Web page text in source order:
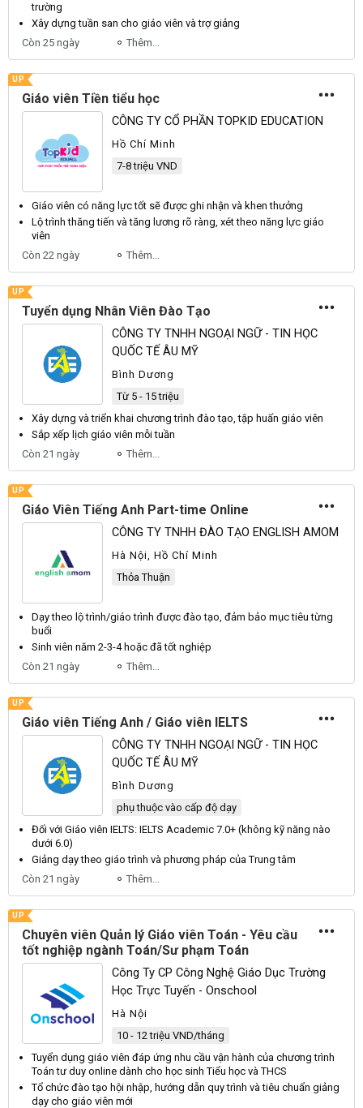
trường
Xây dựng tuần san cho giáo viên và trợ giảng
Còn 25 ngày
Thêm...
UP
Giáo viên Tiền tiểu học
CÔNG TY CỔ PHẦN TOPKID EDUCATION
Hồ Chí Minh
7-8 triệu VND
Giáo viên có năng lực tốt sẽ được ghi nhận và khen thưởng
Lộ trình thăng tiến và tăng lương rõ ràng, xét theo năng lực giáo
viên
Còn 22 ngày
Thêm...
UP
Tuyển dụng Nhân Viên Đào Tạo
CÔNG TY TNHH NGOẠI NGỮ - TIN HỌC
QUỐC TẾ ÂU MỸ
Bình Dương
Từ 5 - 15 triệu
Xây dựng và triển khai chương trình đào tạo, tập huấn giáo viên
Sắp xếp lịch giáo viên mỗi tuần
Còn 21 ngày
Thêm...
UP
Giáo Viên Tiếng Anh Part-time Online
CÔNG TY TNHH ĐÀO TẠO ENGLISH AMOM
Hà Nội, Hồ Chí Minh
Thỏa Thuận
Dạy theo lộ trình/giáo trình được đào tạo, đảm bảo mục tiêu từng
buổi
Sinh viên năm 2-3-4 hoặc đã tốt nghiệp
Còn 21 ngày
Thêm...
UP
Giáo viên Tiếng Anh / Giáo viên IELTS
CÔNG TY TNHH NGOẠI NGỮ - TIN HỌC
QUỐC TẾ ÂU MỸ
Bình Dương
phụ thuộc vào cấp độ dạy
Đối với Giáo viên IELTS: IELTS Academic 7.0+ (không kỹ năng nào
dưới 6.0)
Giảng dạy theo giáo trình và phương pháp của Trung tâm
Còn 21 ngày
Thêm...
UP
Chuyên viên Quản lý Giáo viên Toán - Yêu cầu
tốt nghiệp ngành Toán/Sư phạm Toán
Công Ty CP Công Nghệ Giáo Dục Trường
Học Trực Tuyến - Onschool
Hà Nội
10 - 12 triệu VND/tháng
Tuyển dụng giáo viên đáp ứng nhu cầu vận hành của chương trình
Toán tư duy online dành cho học sinh Tiểu học và THCS
Tổ chức đào tạo hội nhập, hướng dẫn quy trình và tiêu chuẩn giảng
dạy cho giáo viên mới